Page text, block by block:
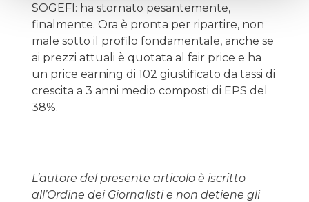
SOGEFI: ha stornato pesantemente,
finalmente. Ora è pronta per ripartire, non
male sotto il profilo fondamentale, anche se
ai prezzi attuali è quotata al fair price e ha
un price earning di 102 giustificato da tassi di
crescita a 3 anni medio composti di EPS del
38%.
L’autore del presente articolo è iscritto
all’Ordine dei Giornalisti e non detiene gli